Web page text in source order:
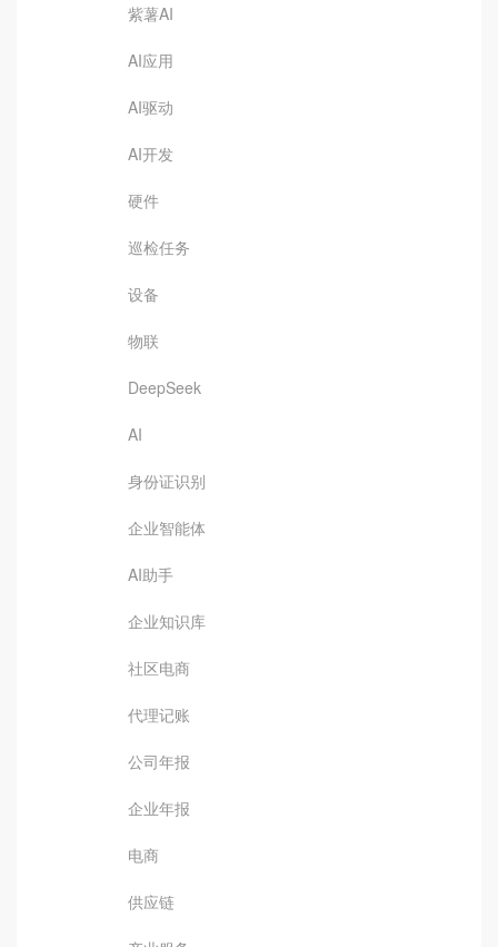
紫薯AI
AI应用
AI驱动
AI开发
硬件
巡检任务
设备
物联
DeepSeek
AI
身份证识别
企业智能体
AI助手
企业知识库
社区电商
代理记账
公司年报
企业年报
电商
供应链